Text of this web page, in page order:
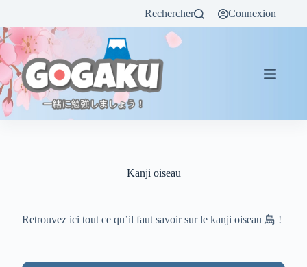
Rechercher Connexion
Kanji oiseau
Retrouvez ici tout ce qu’il faut savoir sur le kanji oiseau 鳥 !